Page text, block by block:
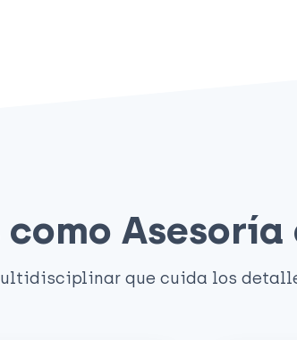
Asesoría
que cuida los